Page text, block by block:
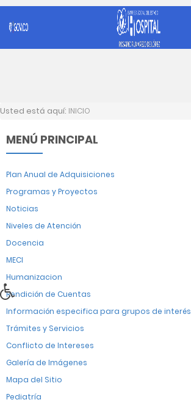
Usted está aquí: INICIO
MENÚ PRINCIPAL
Plan Anual de Adquisiciones
Programas y Proyectos
Noticias
Niveles de Atención
Docencia
MECI
Humanizacion
Rendición de Cuentas
Información especifica para grupos de interés
Trámites y Servicios
Conflicto de Intereses
Galería de Imágenes
Mapa del Sitio
Pediatría